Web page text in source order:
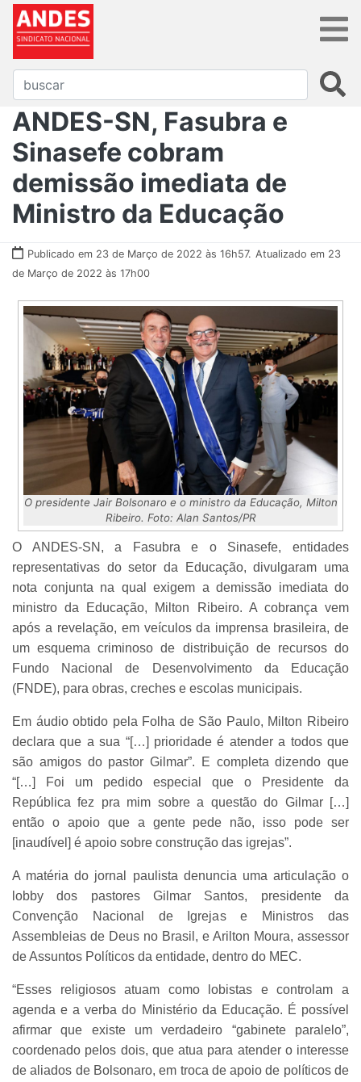
ANDES-SN, Fasubra e
Sinasefe cobram
demissão imediata de
Ministro da Educação
Publicado em 23 de Março de 2022 às 16h57. Atualizado em 23
de Março de 2022 às 17h00
O presidente Jair Bolsonaro e o ministro da Educação, Milton
Ribeiro. Foto: Alan Santos/PR
O ANDES-SN, a Fasubra e o Sinasefe, entidades
representativas do setor da Educação, divulgaram uma
nota conjunta na qual exigem a demissão imediata do
ministro da Educação, Milton Ribeiro. A cobrança vem
após a revelação, em veículos da imprensa brasileira, de
um esquema criminoso de distribuição de recursos do
Fundo Nacional de Desenvolvimento da Educação
(FNDE), para obras, creches e escolas municipais.
Em áudio obtido pela Folha de São Paulo, Milton Ribeiro
declara que a sua “[…] prioridade é atender a todos que
são amigos do pastor Gilmar”. E completa dizendo que
“[…] Foi um pedido especial que o Presidente da
República fez pra mim sobre a questão do Gilmar […]
então o apoio que a gente pede não, isso pode ser
[inaudível] é apoio sobre construção das igrejas”.
A matéria do jornal paulista denuncia uma articulação o
lobby dos pastores Gilmar Santos, presidente da
Convenção Nacional de Igrejas e Ministros das
Assembleias de Deus no Brasil, e Arilton Moura, assessor
de Assuntos Políticos da entidade, dentro do MEC.
“Esses religiosos atuam como lobistas e controlam a
agenda e a verba do Ministério da Educação. É possível
afirmar que existe um verdadeiro “gabinete paralelo”,
coordenado pelos dois, que atua para atender o interesse
de aliados de Bolsonaro, em troca de apoio de políticos de